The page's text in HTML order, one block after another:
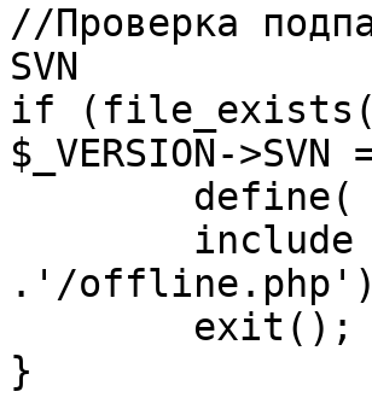
//Проверка
SVN
if (file_exists(
$_VERSION-
.'/
}